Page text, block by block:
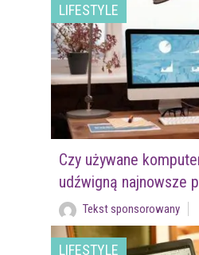
LIFESTYLE
Czy używane
udźwigną najnowsze
Tekst sponsorowany
LIFESTYLE